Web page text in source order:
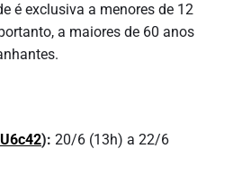
é exclusiva a menores de 12
a maiores de 60 anos
): 20/6 (13h) a 22/6